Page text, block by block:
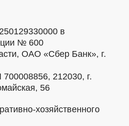
в
№ 600
ОАО «Сбер Банк», г.
212030, г.
56
хозяйственного